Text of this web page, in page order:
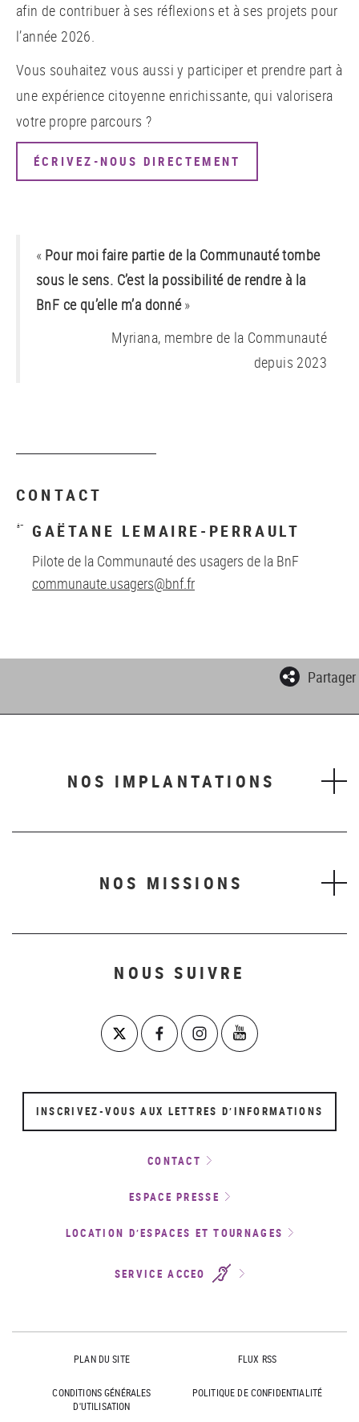
afin de contribuer à ses réflexions et à ses projets pour
l’année 2026.
Vous souhaitez vous aussi y participer et prendre part à
une expérience citoyenne enrichissante, qui valorisera
votre propre parcours ?
ÉCRIVEZ-NOUS DIRECTEMENT
« Pour moi faire partie de la Communauté tombe
sous le sens. C’est la possibilité de rendre à la
BnF ce qu’elle m’a donné»
Myriana, membre de la Communauté
depuis 2023
CONTACT
GAËTANE LEMAIRE-PERRAULT
Pilote de la Communauté des usagers de la BnF
communaute.usagers@bnf.fr
Partager
NOS IMPLANTATIONS
NOS MISSIONS
NOUS SUIVRE
INSCRIVEZ-VOUS AUX LETTRES D’INFORMATIONS
CONTACT
ESPACE PRESSE
LOCATION D’ESPACES ET TOURNAGES
SERVICE ACCEO
PLAN DU SITE FLUX RSS
CONDITIONS GÉNÉRALES
D'UTILISATION
POLITIQUE DE CONFIDENTIALITÉ